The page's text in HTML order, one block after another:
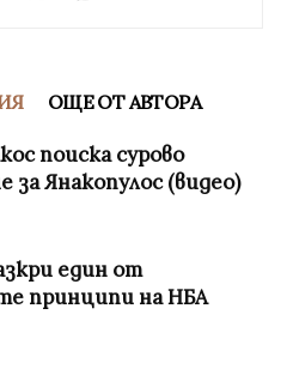
ОЩЕ ОТ АВТОРА
поиска сурово
за Янакопулос (видео)
един от
принципи на НБА